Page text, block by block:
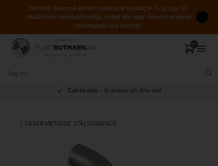
Sommer åbent på telefon mandag til torsdag kl. 9-12 uge 32.
Mails bliver besvaret hurtigst muligt alle uger. Forvent længere
leveringstid end normalt.
Cut-to-size - Vi skærer på dine mål
SILVER METALLIC STÅLTAGRENDE